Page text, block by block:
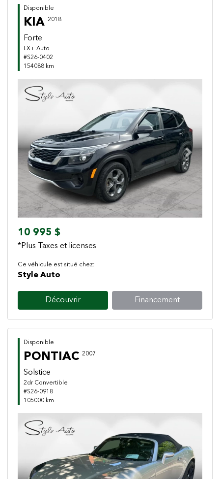
Disponible
KIA 2018
Forte
LX+ Auto
#S26-0402
154088 km
Previous Next
10 995 $
*Plus Taxes et licenses
Ce véhicule est situé chez:
Style Auto
Découvrir Financement
Disponible
PONTIAC 2007
Solstice
2dr Convertible
#S26-0918
105000 km